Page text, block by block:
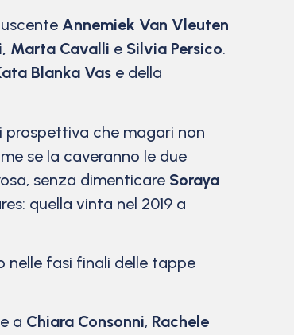
Annemiek Van Vleuten
Marta Cavalli e Silvia Persico.
Blanka Vas e della
prospettiva che magari non
se la caveranno le due
senza dimenticare Soraya
quella vinta nel 2019 a
nelle fasi finali delle tappe
a Chiara Consonni, Rachele